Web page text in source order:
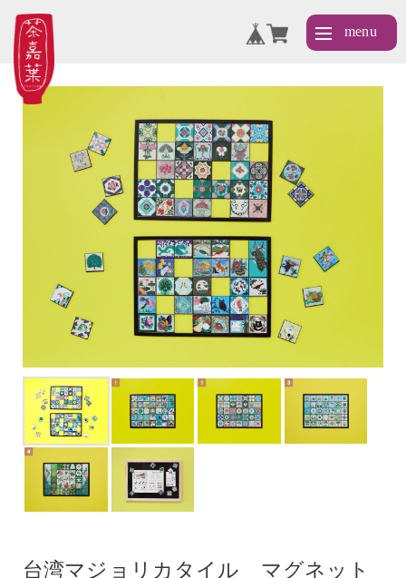
台湾マジョリカタイル マグネット